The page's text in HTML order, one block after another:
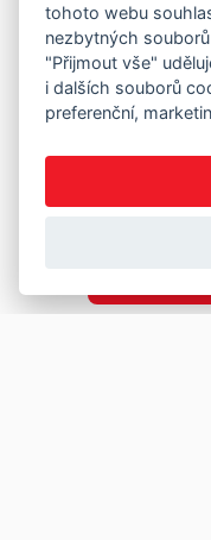
tohoto webu
nezbytných
"Přijmout vše"
i dalších souborů
preferenční,